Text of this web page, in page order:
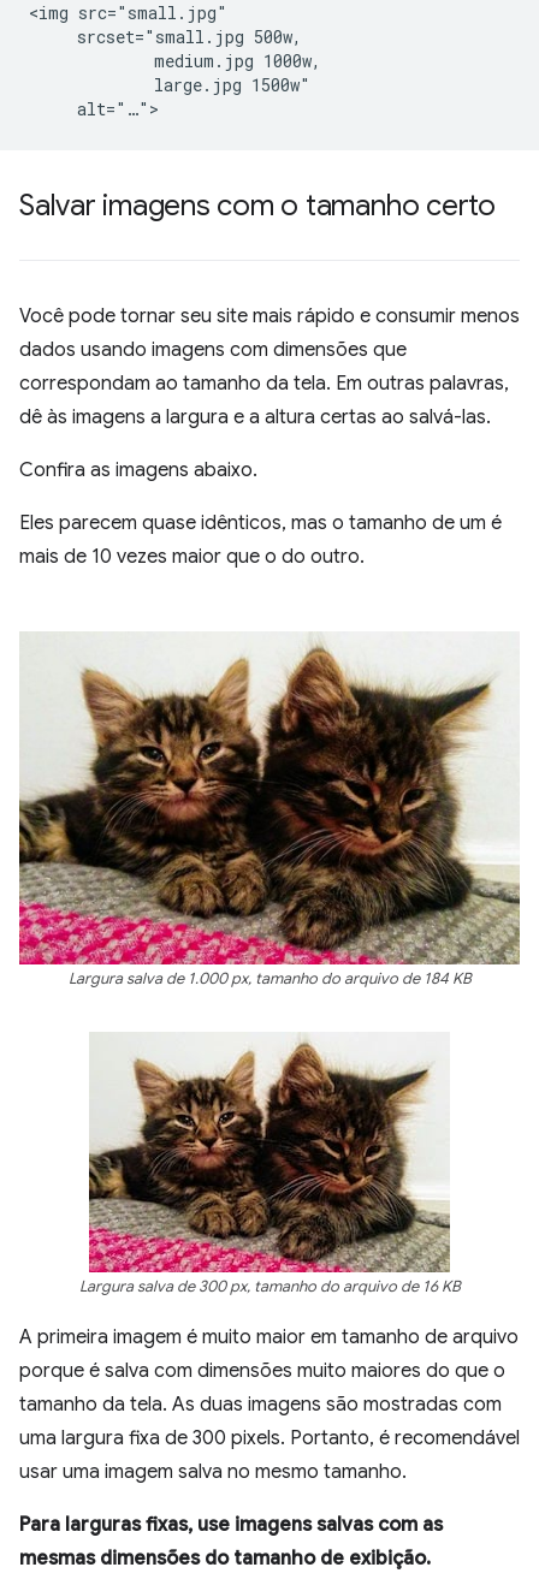
<img src="small.jpg"
     srcset="small.jpg 500w,
             medium.jpg 1000w,
             large.jpg 1500w"
Salvar imagens com o tamanho certo
Você pode tornar seu site mais rápido e consumir menos
dados usando imagens com dimensões que
correspondam ao tamanho da tela. Em outras palavras,
dê às imagens a largura e a altura certas ao salvá-las.
Confira as imagens abaixo.
Eles parecem quase idênticos, mas o tamanho de um é
mais de 10 vezes maior que o do outro.
Largura salva de 1.000 px, tamanho do arquivo de 184 KB
Largura salva de 300 px, tamanho do arquivo de 16 KB
A primeira imagem é muito maior em tamanho de arquivo
porque é salva com dimensões muito maiores do que o
tamanho da tela. As duas imagens são mostradas com
uma largura fixa de 300 pixels. Portanto, é recomendável
usar uma imagem salva no mesmo tamanho.
Para larguras fixas, use imagens salvas com as
mesmas dimensões do tamanho de exibição.